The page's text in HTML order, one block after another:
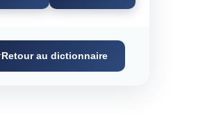
Retour au dictionnaire